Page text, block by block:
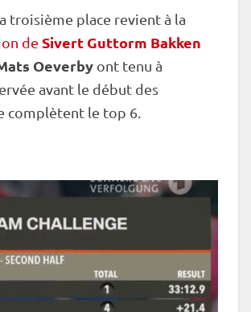
troisième place revient à la
de Sivert Guttorm Bakken
Oeverby ont tenu à
avant le début des
complètent le top 6.